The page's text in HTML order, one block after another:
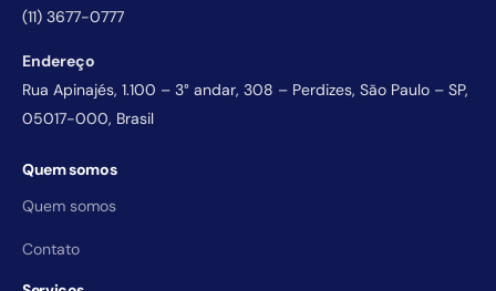
(11) 3677-0777
Endereço
Rua Apinajés, 1.100 – 3° andar, 308 – Perdizes, São Paulo – SP,
05017-000, Brasil
Quem somos
Quem somos
Contato